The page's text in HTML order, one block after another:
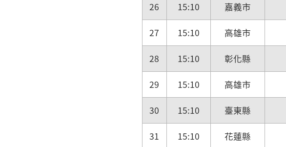
26 15:10 嘉義市
27 15:10 高雄市
28 15:10 彰化縣
29 15:10 高雄市
30 15:10 臺東縣
31 15:10 花蓮縣